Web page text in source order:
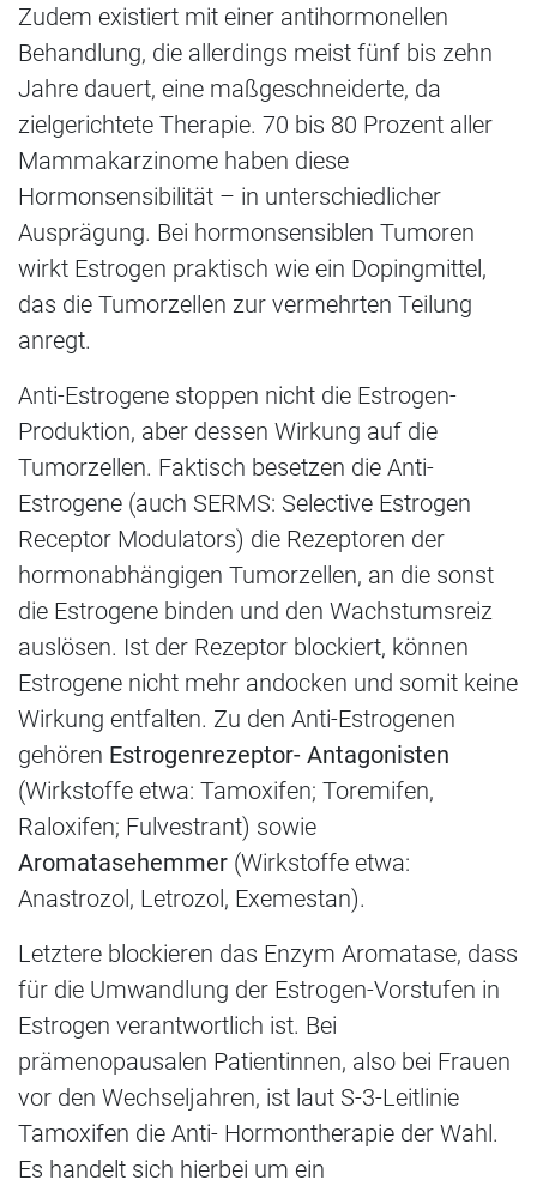
Zudem existiert mit einer antihormonellen
Behandlung, die allerdings meist fünf bis zehn
Jahre dauert, eine maßgeschneiderte, da
zielgerichtete Therapie. 70 bis 80 Prozent aller
Mammakarzinome haben diese
Hormonsensibilität – in unterschiedlicher
Ausprägung. Bei hormonsensiblen Tumoren
wirkt Estrogen praktisch wie ein Dopingmittel,
das die Tumorzellen zur vermehrten Teilung
anregt.
Anti-Estrogene stoppen nicht die Estrogen-
Produktion, aber dessen Wirkung auf die
Tumorzellen. Faktisch besetzen die Anti-
Estrogene (auch SERMS: Selective Estrogen
Receptor Modulators) die Rezeptoren der
hormonabhängigen Tumorzellen, an die sonst
die Estrogene binden und den Wachstumsreiz
auslösen. Ist der Rezeptor blockiert, können
Estrogene nicht mehr andocken und somit keine
Wirkung entfalten. Zu den Anti-Estrogenen
gehören Estrogenrezeptor- Antagonisten
(Wirkstoffe etwa: Tamoxifen; Toremifen,
Raloxifen; Fulvestrant) sowie
Aromatasehemmer (Wirkstoffe etwa:
Anastrozol, Letrozol, Exemestan).
Letztere blockieren das Enzym Aromatase, dass
für die Umwandlung der Estrogen-Vorstufen in
Estrogen verantwortlich ist. Bei
prämenopausalen Patientinnen, also bei Frauen
vor den Wechseljahren, ist laut S-3-Leitlinie
Tamoxifen die Anti- Hormontherapie der Wahl.
Es handelt sich hierbei um ein